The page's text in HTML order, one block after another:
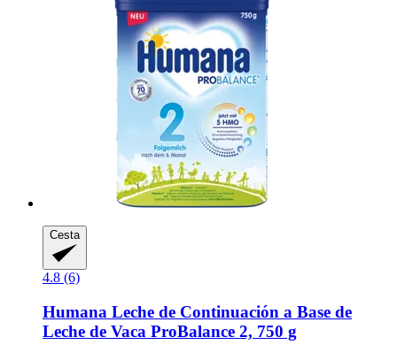
Cesta
4.8 (6)
Humana Leche de Continuación a Base de
Leche de Vaca ProBalance 2, 750 g